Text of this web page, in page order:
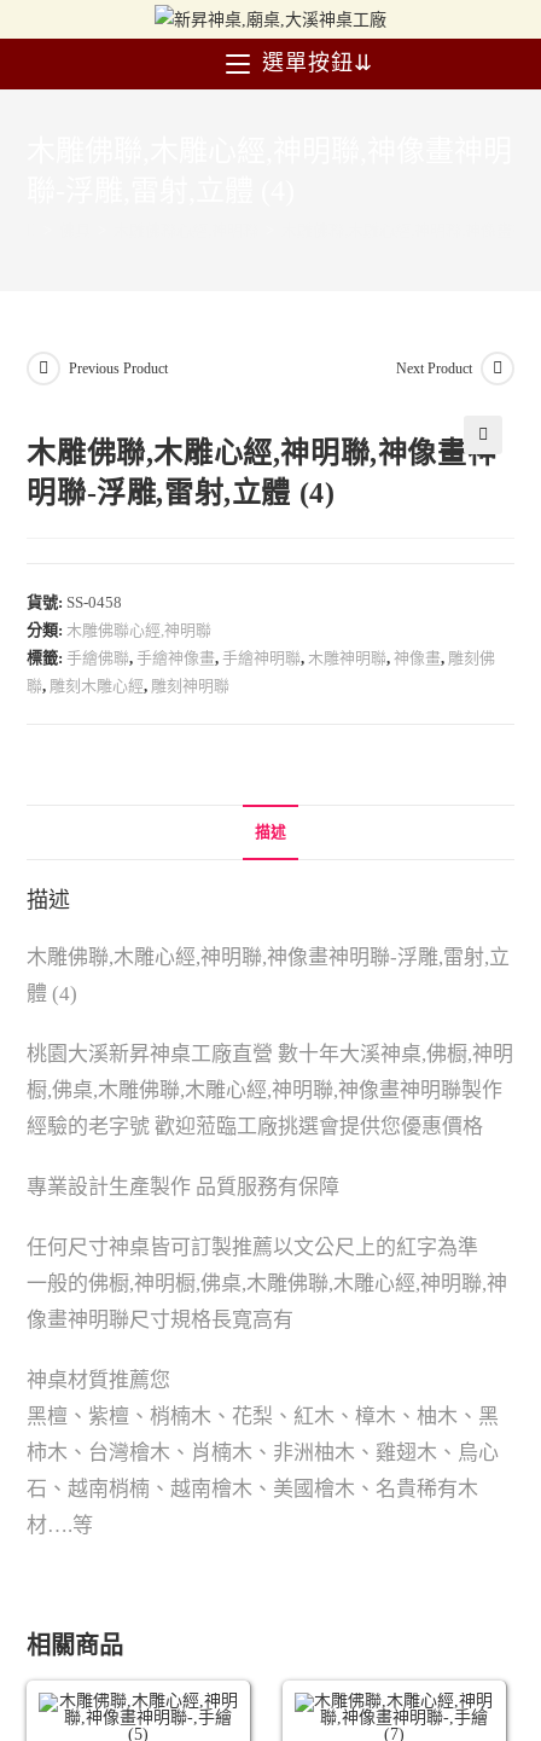
選單按鈕⇊
Previous Product Next Product
🔍
木雕佛聯,木雕心經,神明聯,神像畫神
明聯-浮雕,雷射,立體 (4)
貨號: SS-0458
分類:木雕佛聯心經,神明聯
標籤:手繪佛聯,手繪神像畫,手繪神明聯,木雕神明聯,神像畫, 雕刻佛
聯, 雕刻木雕心經, 雕刻神明聯
描述
描述
木雕佛聯,木雕心經,神明聯,神像畫神明聯-浮雕,雷射,立
體 (4)
桃園大溪新昇神桌工廠直營 數十年大溪神桌,佛橱,神明
橱,佛桌,木雕佛聯,木雕心經,神明聯,神像畫神明聯製作
經驗的老字號 歡迎蒞臨工廠挑選會提供您優惠價格
專業設計生產製作 品質服務有保障
任何尺寸神桌皆可訂製推薦以文公尺上的紅字為準
一般的佛橱,神明橱,佛桌,木雕佛聯,木雕心經,神明聯,神
像畫神明聯尺寸規格長寬高有
神桌材質推薦您
黑檀、紫檀、梢楠木、花梨、紅木、樟木、柚木、黑
柿木、台灣檜木、肖楠木、非洲柚木、雞翅木、烏心
石、越南梢楠、越南檜木、美國檜木、名貴稀有木
材….等
相關商品